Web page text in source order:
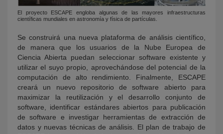
El proyecto ESCAPE engloba algunas de las mayores infraestructuras
científicas mundiales en astronomía y física de partículas.
Se construirá una nueva plataforma de análisis científico,
de manera que los usuarios de la Nube Europea de
Ciencia Abierta puedan seleccionar software existente y
utilizar el suyo propio, aprovechándose del potencial de la
computación de alto rendimiento. Finalmente, ESCAPE
creará un nuevo repositorio de software abierto para
maximizar la reutilización y el desarrollo conjunto de
software, identificar estándares abiertos para publicación
de software e investigar herramientas de extracción de
datos y nuevas técnicas de análisis. El plan de trabajo de